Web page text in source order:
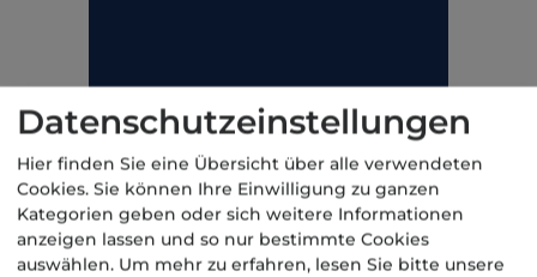
Datenschutzeinstellungen
Hier finden Sie eine Übersicht über alle verwendeten
Cookies. Sie können Ihre Einwilligung zu ganzen
Kategorien geben oder sich weitere Informationen
anzeigen lassen und so nur bestimmte Cookies
auswählen. Um mehr zu erfahren, lesen Sie bitte unsere